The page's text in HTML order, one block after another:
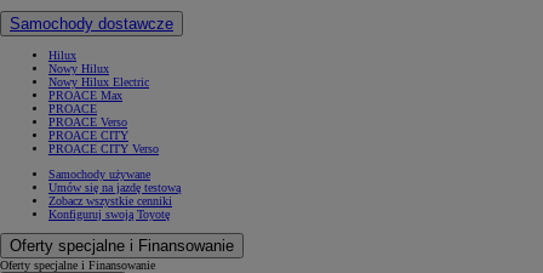
Samochody dostawcze
Hilux
Nowy Hilux
Nowy Hilux Electric
PROACE Max
PROACE
PROACE Verso
PROACE CITY
PROACE CITY Verso
Samochody używane
Umów się na jazdę testową
Zobacz wszystkie cenniki
Konfiguruj swoją Toyotę
Oferty specjalne i Finansowanie
Oferty specjalne i Finansowanie